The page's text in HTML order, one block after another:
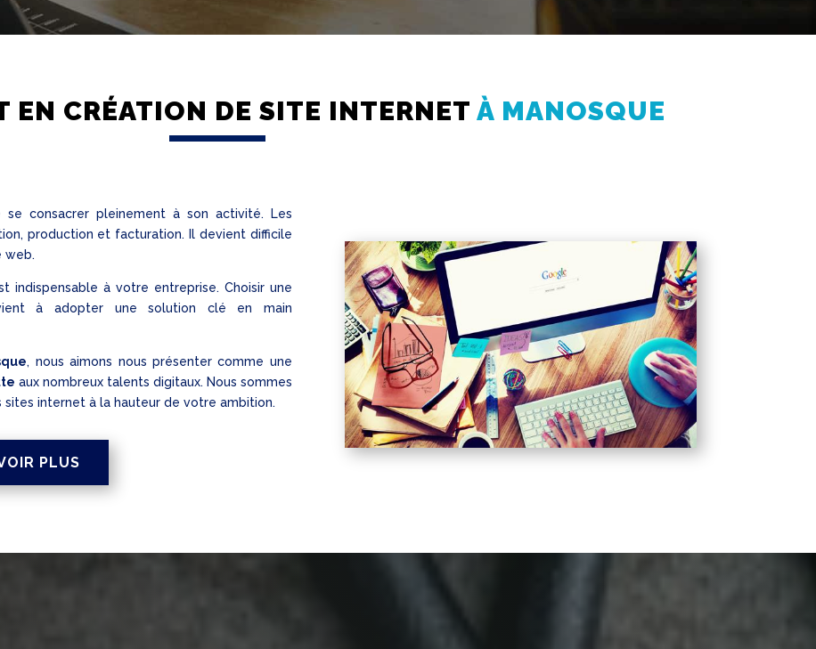
EN CRÉATION DE SITE INTERNET À MANOSQUE
consacrer pleinement à son activité. Les
production et facturation. Il devient difficile
web.
indispensable à votre entreprise. Choisir une
à adopter une solution clé en main
, nous aimons nous présenter comme une
aux nombreux talents digitaux. Nous sommes
internet à la hauteur de votre ambition.
PLUS